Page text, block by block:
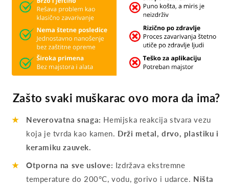
Zašto svaki muškarac ovo mora da ima?
★ Neverovatna snaga: Hemijska reakcija stvara vezu
koja je tvrda kao kamen. Drži metal, drvo, plastiku i
keramiku zauvek.
★
Otporna na sve uslove: Izdržava ekstremne
temperature do 200°C, vodu, gorivo i udarce. Ništa